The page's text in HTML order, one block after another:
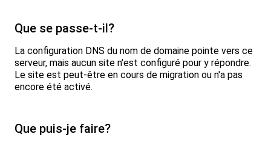
Que se passe-t-il?
La configuration DNS du nom de domaine pointe vers ce
serveur, mais aucun site n'est configuré pour y répondre.
Le site est peut-être en cours de migration ou n'a pas
encore été activé.
Que puis-je faire?